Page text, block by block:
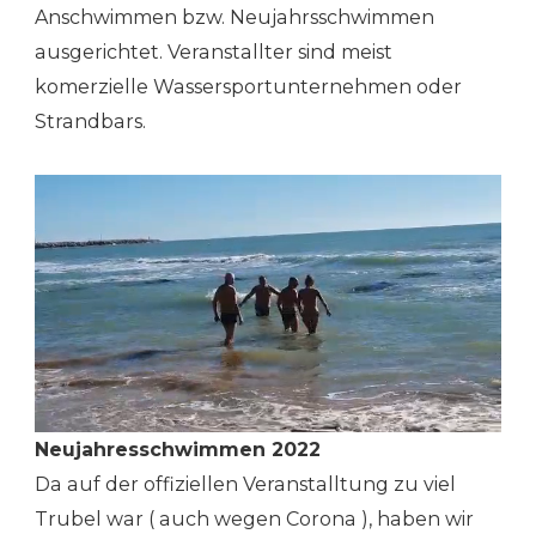
Anschwimmen bzw. Neujahrsschwimmen
ausgerichtet. Veranstallter sind meist
komerzielle Wassersportunternehmen oder
Strandbars.
Neujahresschwimmen 2022
Da auf der offiziellen Veranstalltung zu viel
Trubel war ( auch wegen Corona ), haben wir